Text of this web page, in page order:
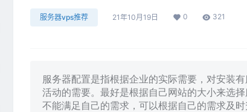
服务器vps推荐 21年10月19日 0 321
服务器配置是指根据企业的实际需要，对安装
活动的需要。最好是根据自己网站的大小来选
不能满足自己的需求，可以根据自己的需求及